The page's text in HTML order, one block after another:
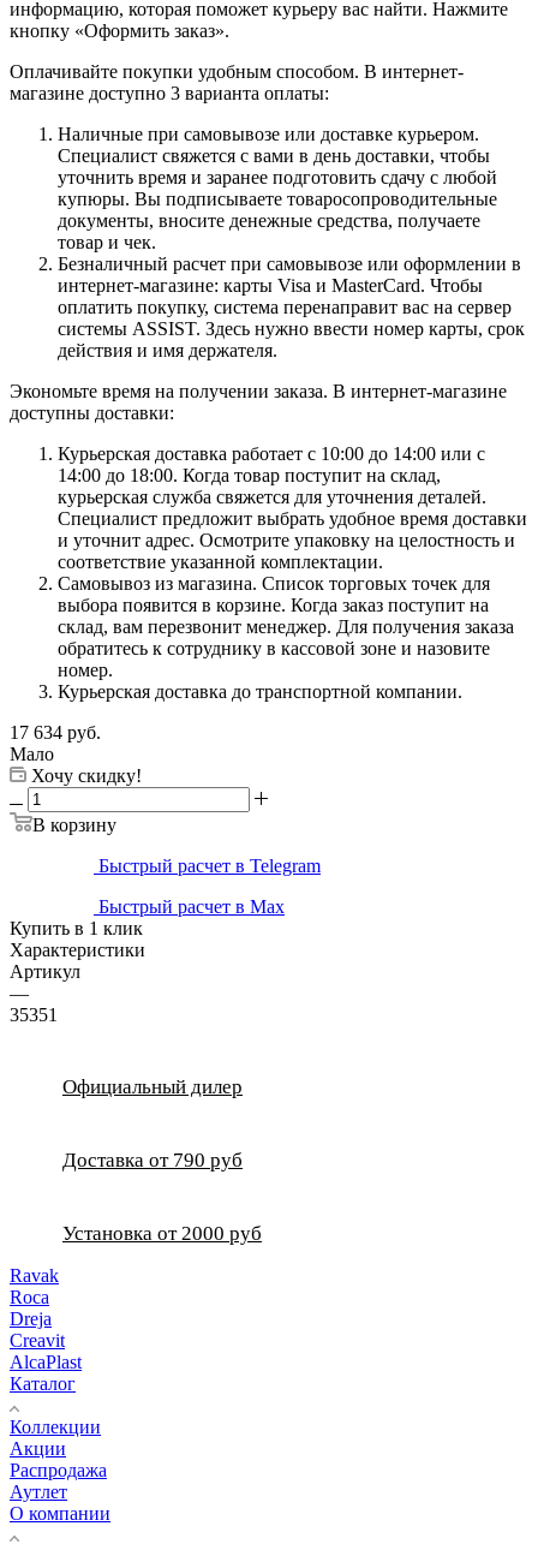
информацию, которая поможет курьеру вас найти. Нажмите
кнопку «Оформить заказ».
Оплачивайте покупки удобным способом. В интернет-
магазине доступно 3 варианта оплаты:
Наличные при самовывозе или доставке курьером.
Специалист свяжется с вами в день доставки, чтобы
уточнить время и заранее подготовить сдачу с любой
купюры. Вы подписываете товаросопроводительные
документы, вносите денежные средства, получаете
товар и чек.
Безналичный расчет при самовывозе или оформлении в
интернет-магазине: карты Visa и MasterCard. Чтобы
оплатить покупку, система перенаправит вас на сервер
системы ASSIST. Здесь нужно ввести номер карты, срок
действия и имя держателя.
Экономьте время на получении заказа. В интернет-магазине
доступны доставки:
Курьерская доставка работает с 10:00 до 14:00 или с
14:00 до 18:00. Когда товар поступит на склад,
курьерская служба свяжется для уточнения деталей.
Специалист предложит выбрать удобное время доставки
и уточнит адрес. Осмотрите упаковку на целостность и
соответствие указанной комплектации.
Самовывоз из магазина. Список торговых точек для
выбора появится в корзине. Когда заказ поступит на
склад, вам перезвонит менеджер. Для получения заказа
обратитесь к сотруднику в кассовой зоне и назовите
номер.
Курьерская доставка до транспортной компании.
17 634 руб.
Мало
Хочу скидку!
В корзину
Быстрый расчет в Telegram
Быстрый расчет в Max
Купить в 1 клик
Характеристики
Артикул
—
35351
Официальный дилер
Доставка от 790 руб
Установка от 2000 руб
Ravak
Roca
Dreja
Creavit
AlcaPlast
Каталог
Коллекции
Акции
Распродажа
Аутлет
О компании